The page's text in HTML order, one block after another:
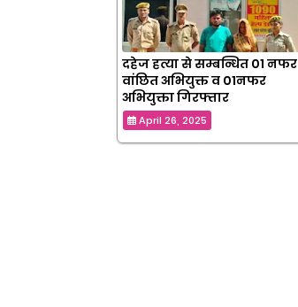
दहेज हत्या से सम्बन्धित 01 नफर
वांछित अभियुक्त व 01नफर
अभियुक्ता गिरफ्तार
April 26, 2025